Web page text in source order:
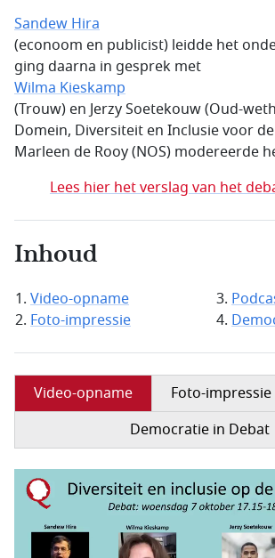
Sandew Hira
(econoom en publicist) leidde het
ging daarna in gesprek met
Wilma Kieskamp
(Trouw) en Jerzy Soetekouw (Oud-
Domein, Diversiteit en Inclusie voor
Marleen de Rooy (NOS) modereerde
Lees hier het verslag van het
Inhoud
Video-opname
Foto-impressie
Video-opname Foto-impressie
Democratie in Debat
Filmbestand